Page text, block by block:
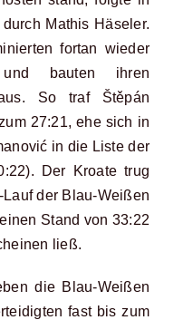
Mathis Häseler.
fortan wieder
und bauten ihren
So traf Štěpán
27:21, ehe sich in
in die Liste der
Der Kroate trug
der Blau-Weißen
Stand von 33:22
ließ.
die Blau-Weißen
fast bis zum